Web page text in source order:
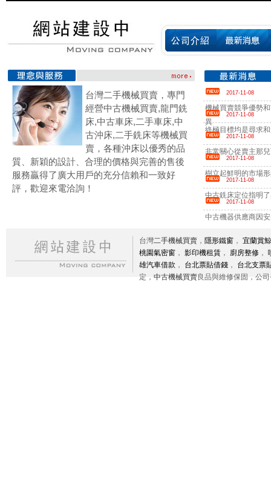
台灣二手機械買賣，專門
經營中古機械買賣,龍門銑
床,中古車床,二手車床,中
古沖床,二手銑床等機械買
賣，各種沖床以優秀的品
質、新穎的設計、合理的價格與完善的售後
服務贏得了廣大用戶的充分信賴和一致好
評，歡迎來電洽詢！
2017-11-08
機械買賣競爭優勢
異
2017-11-08
終極目標均是尋求
2017-11-08
非常關心從賣主那
2017-11-08
樹立起鮮明的市場
2017-11-08
中古銑床定位指明
2017-11-08
中古機器供應商因
台灣二手機械買賣 ， 隱形鐵窗 ， 宜蘭賞鯨
桃園氣密窗 ， 影印機租賃 ， 廚房整修 ，
雄汽車借款 ， 台北票貼借錢 ， 台北支票
定， 中古機械買賣良品與維修保固，公